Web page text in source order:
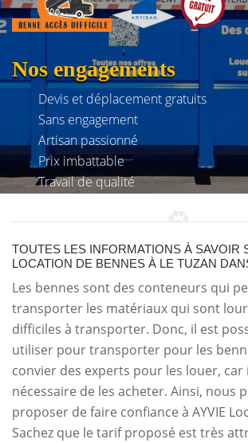
Nos engagements
Devis et déplacement gratuits
Sans engagement
Artisan passionné
Prix imbattable
Travail de qualité
TOUTES LES INFORMATIONS À SAVOIR
LOCATION DE BENNES À LE TUZAN
Les bennes sont des conteneurs qui
transporter les matériaux qui sont
difficiles à transporter. Donc, il est
utiliser pour transporter pour les
convier des experts pour les louer, car
nécessaire de les acheter. Ainsi, nous
proposer de faire confiance à AYVIE
Sachez que le tarif proposé est très